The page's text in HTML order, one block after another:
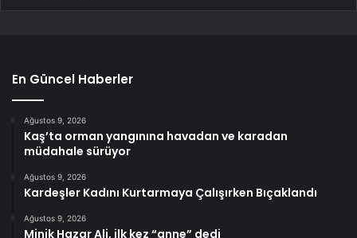
En Güncel Haberler
Ağustos 9, 2026
Kaş’ta orman yangınına havadan ve karadan
müdahale sürüyor
Ağustos 9, 2026
Kardeşler Kadını Kurtarmaya Çalışırken Bıçaklandı
Ağustos 9, 2026
Minik Hazar Ali, ilk kez “anne” dedi